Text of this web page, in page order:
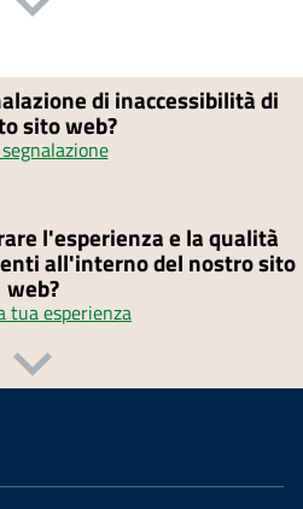
di inaccessibilità di
sito web?
l'esperienza e la qualità
all'interno del nostro sito
web?
tua esperienza